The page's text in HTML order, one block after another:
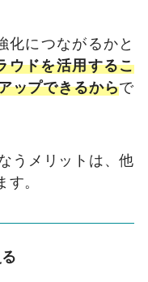
化につながるかと
ウドを活用するこ
ップできるからで
うメリットは、他
。